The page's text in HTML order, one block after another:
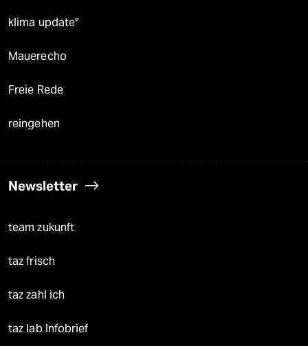
klima update°
Mauerecho
Freie Rede
reingehen
Newsletter
team zukunft
taz frisch
taz zahl ich
taz lab Infobrief